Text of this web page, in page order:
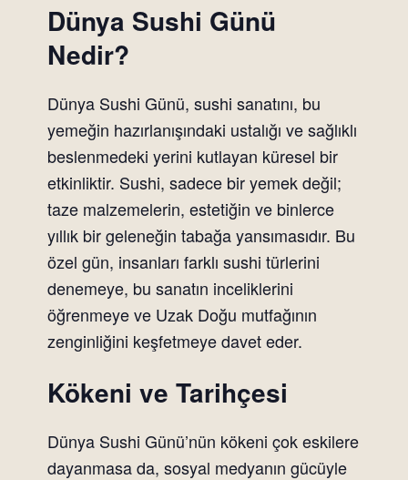
Dünya Sushi Günü
Nedir?
Dünya Sushi Günü, sushi sanatını, bu
yemeğin hazırlanışındaki ustalığı ve sağlıklı
beslenmedeki yerini kutlayan küresel bir
etkinliktir. Sushi, sadece bir yemek değil;
taze malzemelerin, estetiğin ve binlerce
yıllık bir geleneğin tabağa yansımasıdır. Bu
özel gün, insanları farklı sushi türlerini
denemeye, bu sanatın inceliklerini
öğrenmeye ve Uzak Doğu mutfağının
zenginliğini keşfetmeye davet eder.
Kökeni ve Tarihçesi
Dünya Sushi Günü’nün kökeni çok eskilere
dayanmasa da, sosyal medyanın gücüyle